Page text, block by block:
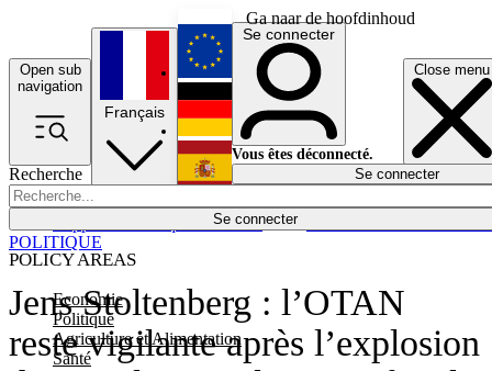
Ga naar de hoofdinhoud
Open sub
navigation
Close menu
Recherche
Se connecter
POLICY AREAS
Economie
Politique
Agriculture et Alimentation
Santé
Économie
Français
English
Deutsch
Español
Se connecter
Vous êtes déconnecté.
Se connecter
Jens Stoltenberg : l’OTAN
reste vigilante après l’explosion
POLITIQUE